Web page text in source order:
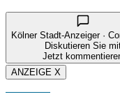
Kölner Stadt-Anzeiger ·
Diskutieren Sie
Jetzt
ANZEIGE X